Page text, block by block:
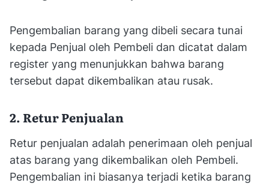
Pengembalian barang yang dibeli secara tunai
kepada Penjual oleh Pembeli dan dicatat dalam
register yang menunjukkan bahwa barang
tersebut dapat dikembalikan atau rusak.
2. Retur Penjualan
Retur penjualan adalah penerimaan oleh penjual
atas barang yang dikembalikan oleh Pembeli.
Pengembalian ini biasanya terjadi ketika barang